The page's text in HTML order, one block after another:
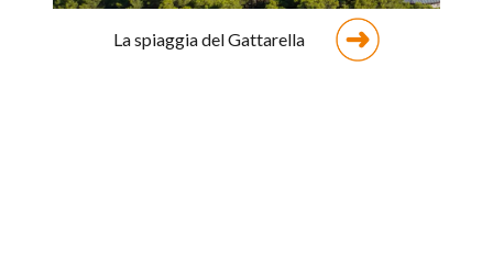
La spiaggia del Gattarella